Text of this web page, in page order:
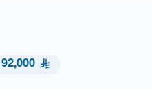
92,000